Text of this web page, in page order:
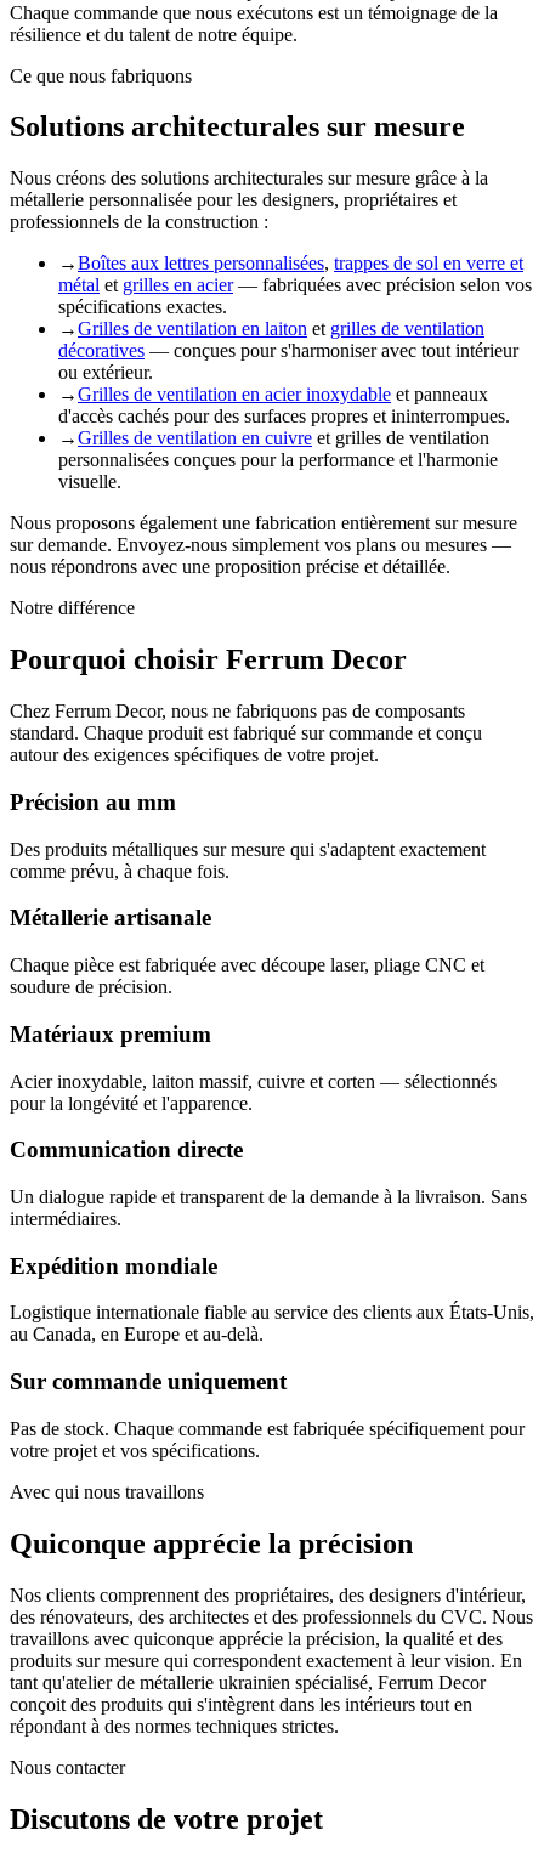
Chaque commande que nous exécutons est un témoignage de la
résilience et du talent de notre équipe.
Ce que nous fabriquons
Solutions architecturales sur mesure
Nous créons des solutions architecturales sur mesure grâce à la
métallerie personnalisée pour les designers, propriétaires et
professionnels de la construction :
→Boîtes aux lettres personnalisées, trappes de sol en verre et
métal et grilles en acier — fabriquées avec précision selon vos
spécifications exactes.
→Grilles de ventilation en laiton et grilles de ventilation
décoratives — conçues pour s'harmoniser avec tout intérieur
ou extérieur.
→Grilles de ventilation en acier inoxydable et panneaux
d'accès cachés pour des surfaces propres et ininterrompues.
→Grilles de ventilation en cuivre et grilles de ventilation
personnalisées conçues pour la performance et l'harmonie
visuelle.
Nous proposons également une fabrication entièrement sur mesure
sur demande. Envoyez-nous simplement vos plans ou mesures —
nous répondrons avec une proposition précise et détaillée.
Notre différence
Pourquoi choisir Ferrum Decor
Chez Ferrum Decor, nous ne fabriquons pas de composants
standard. Chaque produit est fabriqué sur commande et conçu
autour des exigences spécifiques de votre projet.
Précision au mm
Des produits métalliques sur mesure qui s'adaptent exactement
comme prévu, à chaque fois.
Métallerie artisanale
Chaque pièce est fabriquée avec découpe laser, pliage CNC et
soudure de précision.
Matériaux premium
Acier inoxydable, laiton massif, cuivre et corten — sélectionnés
pour la longévité et l'apparence.
Communication directe
Un dialogue rapide et transparent de la demande à la livraison. Sans
intermédiaires.
Expédition mondiale
Logistique internationale fiable au service des clients aux États-Unis,
au Canada, en Europe et au-delà.
Sur commande uniquement
Pas de stock. Chaque commande est fabriquée spécifiquement pour
votre projet et vos spécifications.
Avec qui nous travaillons
Quiconque apprécie la précision
Nos clients comprennent des propriétaires, des designers d'intérieur,
des rénovateurs, des architectes et des professionnels du CVC. Nous
travaillons avec quiconque apprécie la précision, la qualité et des
produits sur mesure qui correspondent exactement à leur vision. En
tant qu'atelier de métallerie ukrainien spécialisé, Ferrum Decor
conçoit des produits qui s'intègrent dans les intérieurs tout en
répondant à des normes techniques strictes.
Nous contacter
Discutons de votre projet